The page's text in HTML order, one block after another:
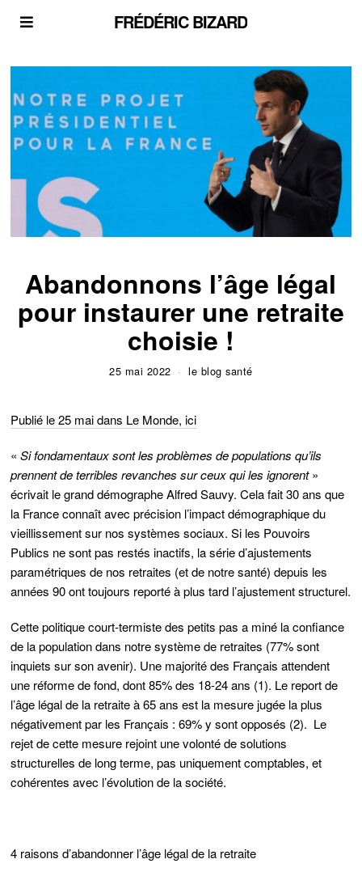
FRÉDÉRIC BIZARD
Abandonnons l’âge légal
pour instaurer une retraite
choisie !
25 mai 2022 le blog santé
Publié le 25 mai dans Le Monde, ici
«Si fondamentaux sont les problèmes de populations qu’ils
prennent de terribles revanches sur ceux qui les ignorent»
écrivait le grand démographe Alfred Sauvy. Cela fait 30 ans que
la France connaît avec précision l’impact démographique du
vieillissement sur nos systèmes sociaux. Si les Pouvoirs
Publics ne sont pas restés inactifs, la série d’ajustements
paramétriques de nos retraites (et de notre santé) depuis les
années 90 ont toujours reporté à plus tard l’ajustement structurel.
Cette politique court-termiste des petits pas a miné la confiance
de la population dans notre système de retraites (77% sont
inquiets sur son avenir). Une majorité des Français attendent
une réforme de fond, dont 85% des 18-24 ans (1). Le report de
l’âge légal de la retraite à 65 ans est la mesure jugée la plus
négativement par les Français : 69% y sont opposés (2). Le
rejet de cette mesure rejoint une volonté de solutions
structurelles de long terme, pas uniquement comptables, et
cohérentes avec l’évolution de la société.
4 raisons d’abandonner l’âge légal de la retraite